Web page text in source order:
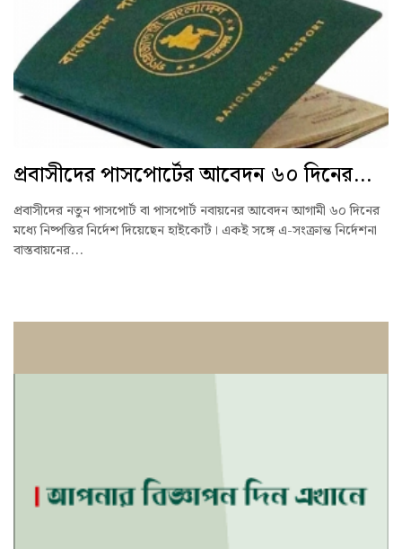
প্রবাসীদের পাসপোর্টের আবেদন ৬০ দিনের...
প্রবাসীদের নতুন পাসপোর্ট বা পাসপোর্ট নবায়নের আবেদন আগামী ৬০ দিনের
মধ্যে নিষ্পত্তির নির্দেশ দিয়েছেন হাইকোর্ট। একই সঙ্গে এ-সংক্রান্ত নির্দেশনা
বাস্তবায়নের...